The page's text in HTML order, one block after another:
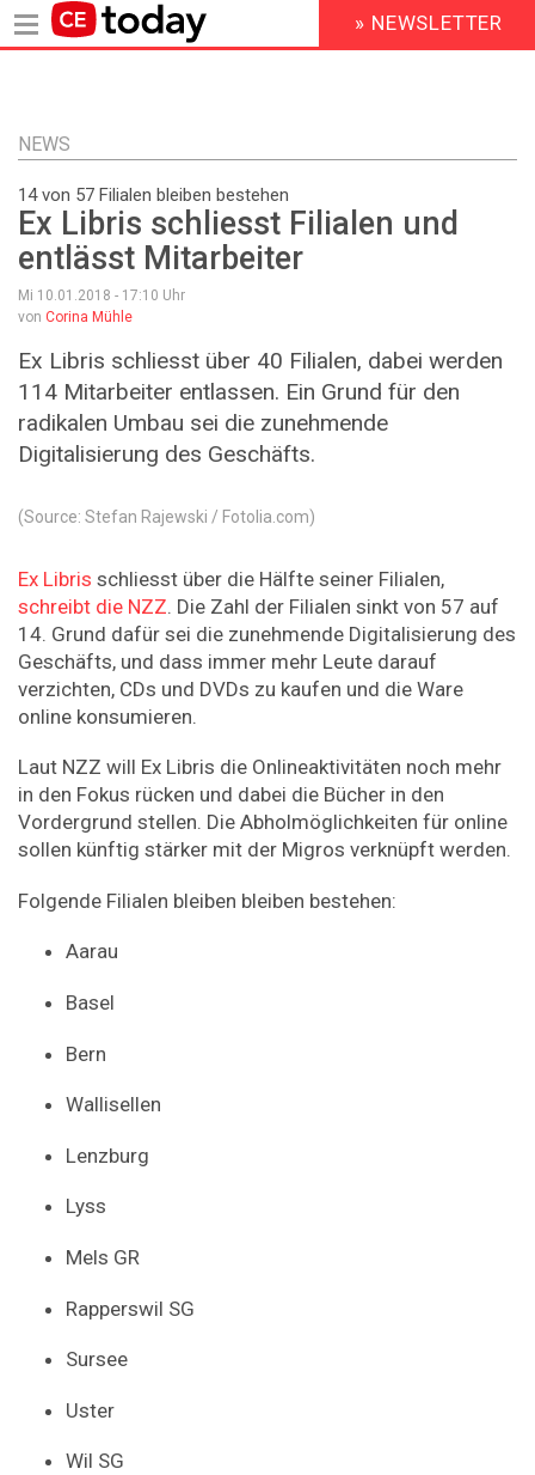
Inhalt
HEADER
MENU
» NEWSLETTER
NEWS
14 von 57 Filialen bleiben bestehen
Ex Libris schliesst Filialen und
entlässt Mitarbeiter
Mi 10.01.2018 - 17:10 Uhr
von Corina Mühle
Ex Libris schliesst über 40 Filialen, dabei werden
114 Mitarbeiter entlassen. Ein Grund für den
radikalen Umbau sei die zunehmende
Digitalisierung des Geschäfts.
(Source: Stefan Rajewski / Fotolia.com)
Ex Libris schliesst über die Hälfte seiner Filialen,
schreibt die NZZ. Die Zahl der Filialen sinkt von 57 auf
14. Grund dafür sei die zunehmende Digitalisierung des
Geschäfts, und dass immer mehr Leute darauf
verzichten, CDs und DVDs zu kaufen und die Ware
online konsumieren.
Laut NZZ will Ex Libris die Onlineaktivitäten noch mehr
in den Fokus rücken und dabei die Bücher in den
Vordergrund stellen. Die Abholmöglichkeiten für online
sollen künftig stärker mit der Migros verknüpft werden.
Folgende Filialen bleiben bleiben bestehen:
Aarau
Basel
Bern
Wallisellen
Lenzburg
Lyss
Mels GR
Rapperswil SG
Sursee
Uster
Wil SG